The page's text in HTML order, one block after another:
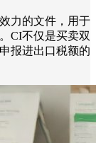
力的文件，用于
CI不仅是买卖双
报进出口税额的